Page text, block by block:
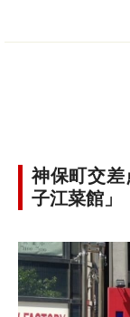
神保町交
子江菜館」